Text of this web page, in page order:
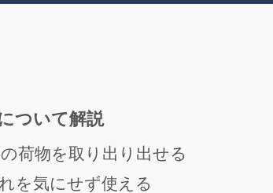
ついて解説
荷物を取り出り出せる
を気にせず使える